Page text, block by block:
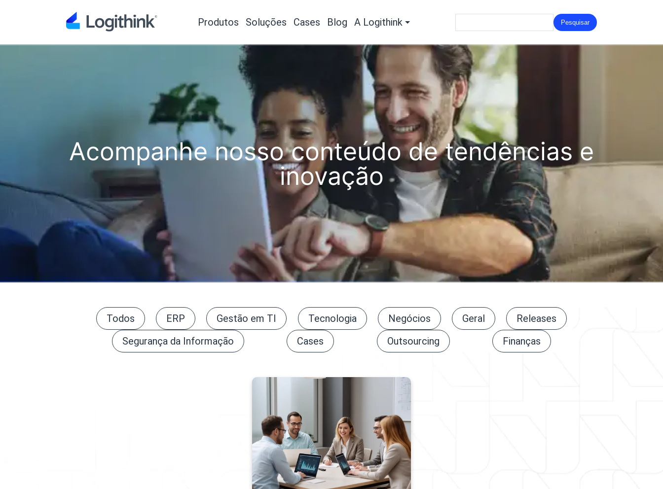
Produtos Soluções Cases Blog A Logithink
Acompanhe nosso conteúdo de tendências e
inovação
Todos ERP Gestão em TI Tecnologia Negócios Geral
Releases
Segurança da Informação
Cases Outsourcing Finanças